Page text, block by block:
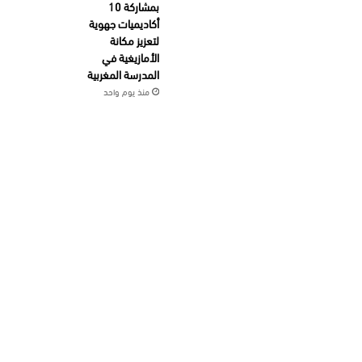
بمشاركة 10
أكاديميات جهوية
لتعزيز مكانة
الأمازيغية في
المدرسة المغربية
منذ يوم واحد